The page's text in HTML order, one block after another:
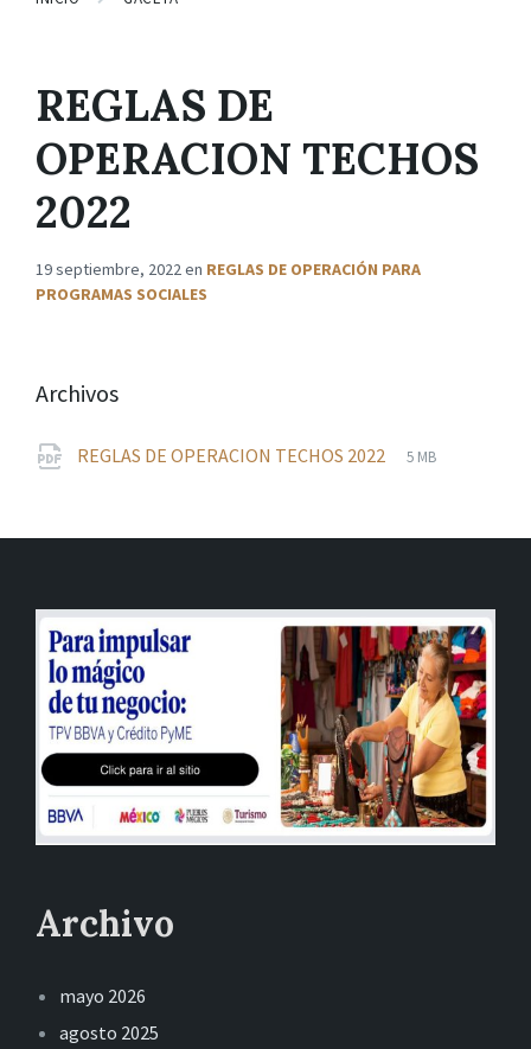
REGLAS DE
OPERACION TECHOS
2022
19 septiembre, 2022en REGLAS DE OPERACIÓN PARA
PROGRAMAS SOCIALES
Archivos
REGLAS DE OPERACION TECHOS 2022
File
pdf
File
5 MB
Archivo
mayo 2026
agosto 2025